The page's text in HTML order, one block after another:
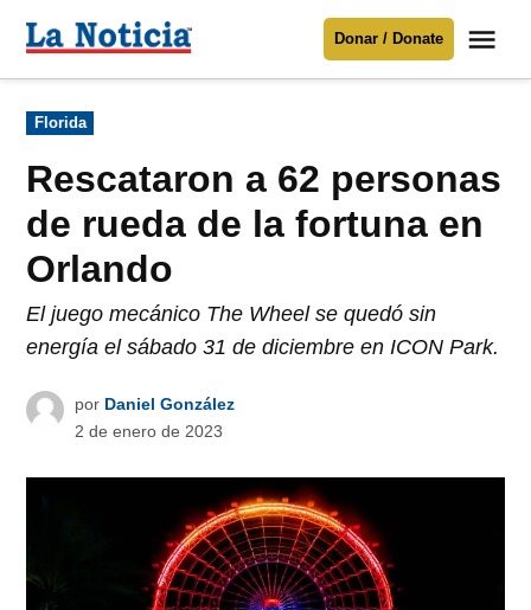
Para mantenerte informado necesitamos
Donar
contenido
Noticia
Donar / Donate
Publicado
en
Florida
Rescataron a 62 personas
de rueda de la fortuna en
Orlando
El juego mecánico The Wheel se quedó sin
energía el sábado 31 de diciembre en ICON Park.
por Daniel González
2 de enero de 2023